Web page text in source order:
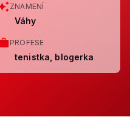
ZNAMENÍ
Váhy
PROFESE
tenistka, blogerka